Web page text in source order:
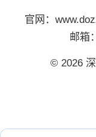
官网：
邮箱
© 2026